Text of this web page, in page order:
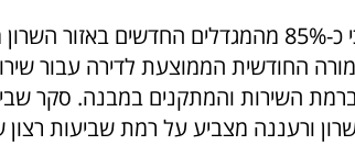
נתוני 2023 מראים כי כ-85% מהמגדלים החדשים
ברמת השירות והמתקנים במבנה. סקר